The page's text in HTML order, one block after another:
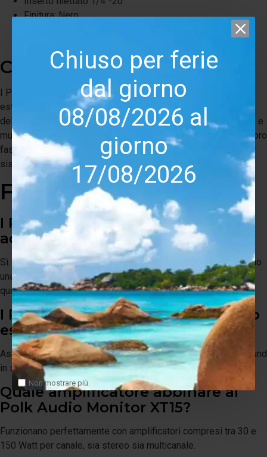
Chiuso per ferie
dal giorno
08/08/2026 al
giorno
17/08/2026
Non mostrare più.
Finitura: Nero
Conclusioni
I Polk Audio Monitor XT15 rappresentano una soluzione
estremamente equilibrata per chi desidera entrare nel mondo
dell'alta fedeltà senza investimenti elevati. Compatti, versatili e
musicalmente convincenti, offrono prestazioni superiori alla loro
fascia di prezzo e costituiscono una scelta eccellente sia per
sistemi stereo sia per configurazioni Home Cinema moderne.
FAQ SEO
I Polk Audio Monitor XT15 sono
adatti per ascoltare musica Hi-Fi?
Sì. Grazie al tweeter in Terylene e al woofer da 13,3 cm offrono
una riproduzione equilibrata, dettagliata e piacevole con
qualsiasi genere musicale.
I Polk Audio Monitor XT15 possono
essere utilizzati in Home Cinema?
Assolutamente sì. Sono ottimi come diffusori frontali o surround
in sistemi Home Cinema multicanale.
Quale amplificatore abbinare ai
Polk Audio Monitor XT15?
Funzionano perfettamente con amplificatori compresi tra 30 e
150 Watt per canale, sia stereo sia multicanale.